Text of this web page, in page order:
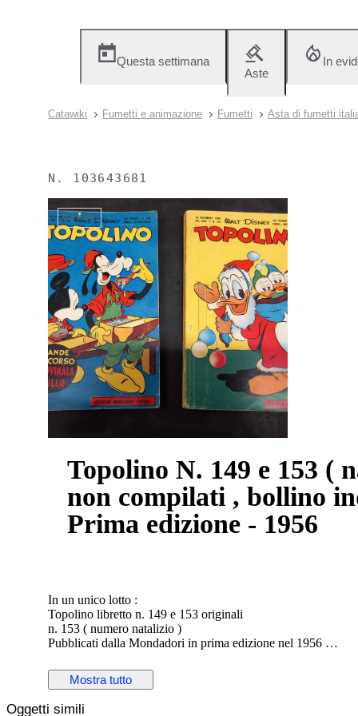
Questa settimana
Aste
In
Catawiki Fumetti e animazione Fumetti Asta di fumetti
N. 103643681
Venduto
Topolino N. 149 e 153 ( natalizio ) - originali , giochini
non compilati , bollino
Prima edizione - 1956
In un unico lotto :
Topolino libretto n. 149 e 153 originali
n. 153 ( numero natalizio )
Pubblicati dalla Mondadori in prima edizione nel 1956
Completi di tutte le pagine e copertine originali
Bollino club presente ove previsto
Mostra tutto
Oggetti simili